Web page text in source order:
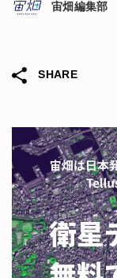
宙畑編集部
SHARE